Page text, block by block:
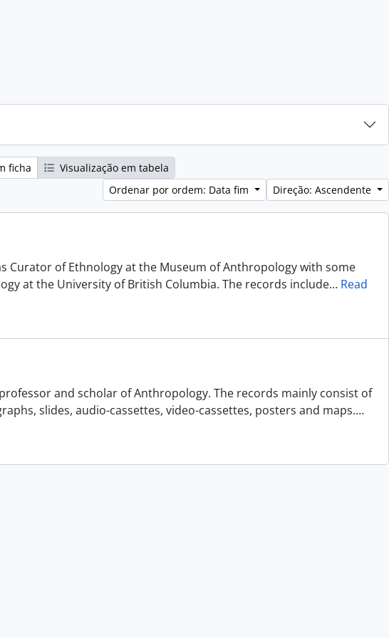
ficha
Visualização em tabela
Ordenar por ordem: Data fim
Direção: Ascendente
Curator of Ethnology at the Museum of Anthropology with some
at the University of British Columbia. The records include… Read
and scholar of Anthropology. The records mainly consist of
slides, audio-cassettes, video-cassettes, posters and maps.…